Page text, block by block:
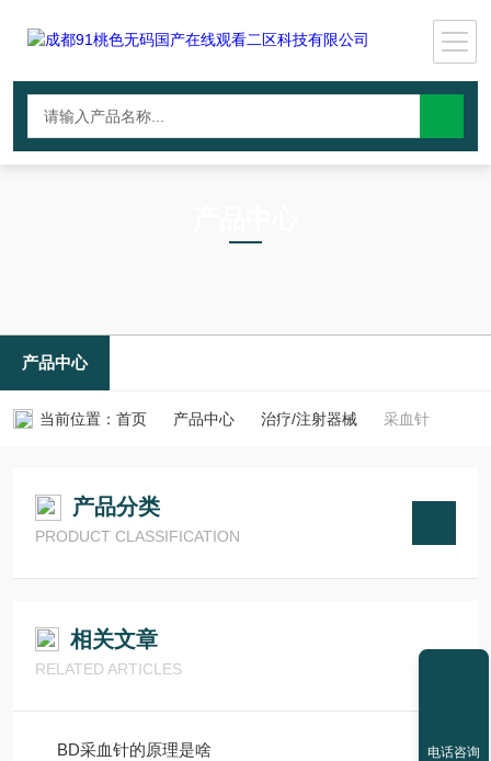
产品中心
当前位置： 首页 产品中心 治疗/注射器械 采血针
产品分类
PRODUCT CLASSIFICATION
相关文章
RELATED ARTICLES
BD采血针的原理是啥 电话咨询